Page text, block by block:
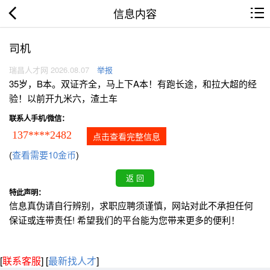
信息内容
司机
瑞昌人才网 2026.08.07 举报
35岁，B本。双证齐全，马上下A本！有跑长途，和拉大超的经
验！以前开九米六，渣土车
联系人手机/微信：
137****2482 点击查看完整信息
(查看需要10金币)
特此声明：
信息真伪请自行辨别，求职应聘须谨慎，网站对此不承担任何
保证或连带责任! 希望我们的平台能为您带来更多的便利！
[联系客服] [最新找人才]